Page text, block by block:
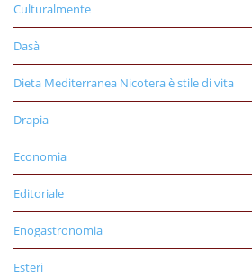
Culturalmente
Dasà
Dieta Mediterranea Nicotera è stile di vita
Drapia
Economia
Editoriale
Enogastronomia
Esteri